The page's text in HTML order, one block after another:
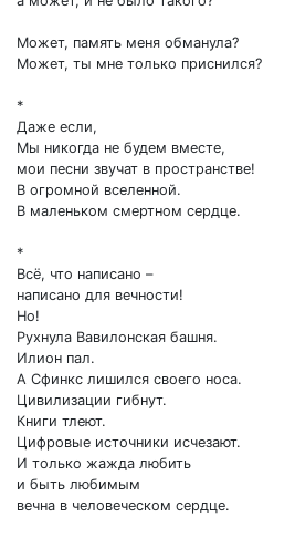
Может, память меня обманула?
Может, ты мне только приснился?
*
Даже если,
Мы никогда не будем вместе,
мои песни звучат в пространстве!
В огромной вселенной.
В маленьком смертном сердце.
*
Всё, что написано –
написано для вечности!
Но!
Рухнула Вавилонская башня.
Илион пал.
А Сфинкс лишился своего носа.
Цивилизации гибнут.
Книги тлеют.
Цифровые источники исчезают.
И только жажда любить
и быть любимым
вечна в человеческом сердце.